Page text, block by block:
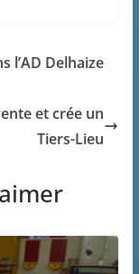
l’AD Delhaize
et crée un
Tiers-Lieu